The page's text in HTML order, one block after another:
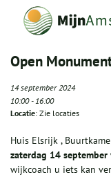
Open
14 september 2024
10:00-16:00
Locatie: Zie locaties
Huis Elsrijk ,
zaterdag 14
wijkcoach u iets kan